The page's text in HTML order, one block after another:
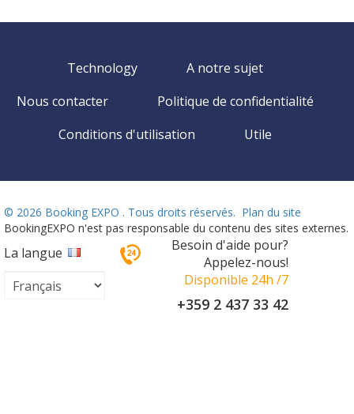
Technology
A notre sujet
Nous contacter
Politique de confidentialité
Conditions d'utilisation
Utile
© 2026 Booking EXPO . Tous droits réservés. Plan du site
BookingEXPO n'est pas responsable du contenu des sites externes.
La langue
Besoin d'aide pour?
Appelez-nous!
Disponible 24h /7
+359 2 437 33 42